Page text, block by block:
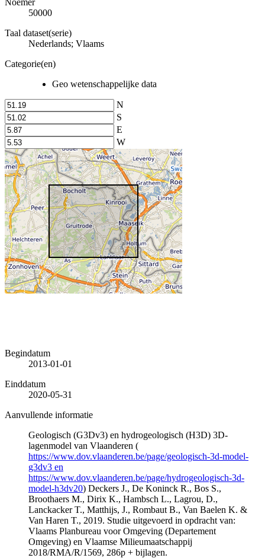
50000
Taal dataset(serie)
Nederlands; Vlaams
Categorie(en)
Geo wetenschappelijke data
N
S
E
W
Begindatum
2013-01-01
Einddatum
2020-05-31
Aanvullende informatie
Geologisch (G3Dv3) en hydrogeologisch (H3D) 3D-
lagenmodel van Vlaanderen (
https://www.dov.vlaanderen.be/page/geologisch-3d-model-
g3dv3 en
https://www.dov.vlaanderen.be/page/hydrogeologisch-3d-
model-h3dv20) Deckers J., De Koninck R., Bos S.,
Broothaers M., Dirix K., Hambsch L., Lagrou, D.,
Lanckacker T., Matthijs, J., Rombaut B., Van Baelen K. &
Van Haren T., 2019. Studie uitgevoerd in opdracht van:
Vlaams Planbureau voor Omgeving (Departement
Omgeving) en Vlaamse Milieumaatschappij
2018/RMA/R/1569, 286p + bijlagen.